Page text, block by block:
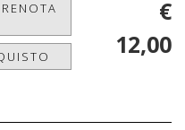
€
12,00